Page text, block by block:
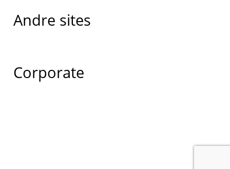
Andre sites
Corporate